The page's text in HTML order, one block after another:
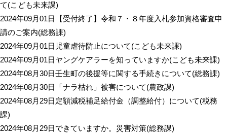
て(こども未来課)
2024年09月01日
【受付終了】令和７・８年度入札参加資格審査申
請のご案内(総務課)
2024年09月01日 児童虐待防止について(こども未来課)
2024年09月01日ヤングケアラーを知っていますか(こども未来課)
2024年08月30日壬生町の後援等に関する手続きについて(総務課)
2024年08月30日
「ナラ枯れ」被害について(農政課)
2024年08月29日定額減税補足給付金（調整給付）について(税務
課)
2024年08月29日できていますか。災害対策(総務課)